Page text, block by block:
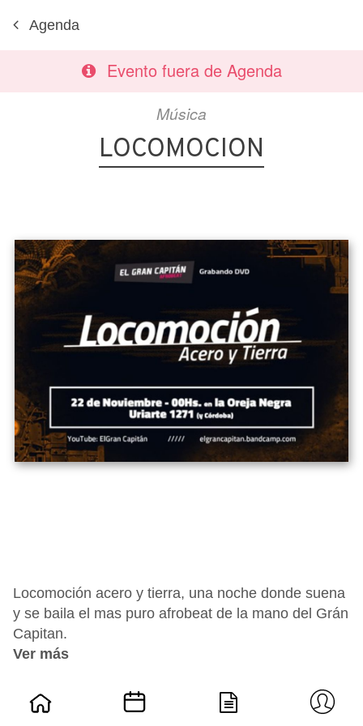
Agenda
Evento fuera de Agenda
Música
LOCOMOCION
Locomoción acero y tierra, una noche donde suena
y se baila el mas puro afrobeat de la mano del Grán
Capitan.
Ver más